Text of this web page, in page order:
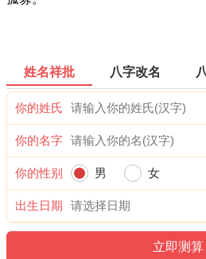
姓名祥批 八字改名
你的姓氏
你的名字
你的性别 男 女
出生日期